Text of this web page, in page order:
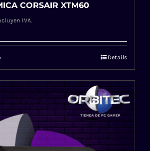
CORSAIR XTM60
IVA.
Details